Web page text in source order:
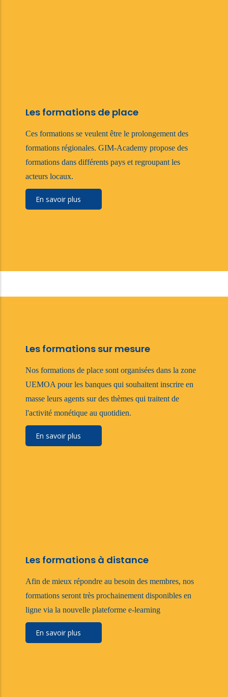
Les formations de place
Ces formations se veulent être le prolongement des
formations régionales. GIM-Academy propose des
formations dans différents pays et regroupant les
acteurs locaux.
En savoir plus
Les formations sur mesure
Nos formations de place sont organisées dans la zone
UEMOA pour les banques qui souhaitent inscrire en
masse leurs agents sur des thèmes qui traitent de
l'activité monétique au quotidien.
En savoir plus
Les formations à distance
Afin de mieux répondre au besoin des membres, nos
formations seront très prochainement disponibles en
ligne via la nouvelle plateforme e-learning
En savoir plus